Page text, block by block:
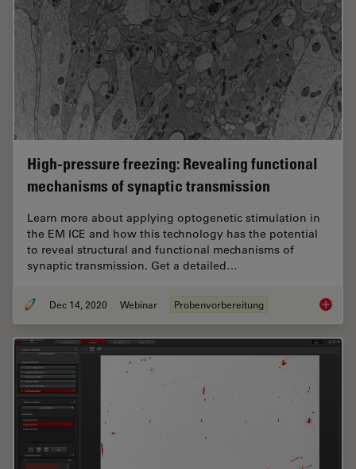
High-pressure freezing: Revealing functional
mechanisms of synaptic transmission
Learn more about applying optogenetic stimulation in
the EM ICE and how this technology has the potential
to reveal structural and functional mechanisms of
synaptic transmission. Get a detailed…
Dec 14, 2020 Webinar Probenvorbereitung High-